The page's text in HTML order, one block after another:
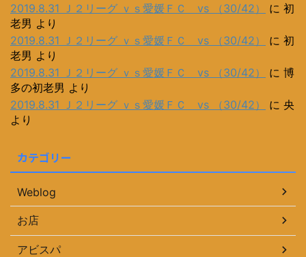
2019.8.31 Ｊ２リーグ ｖｓ愛媛ＦＣ vs （30/42）
に 初
老男 より
2019.8.31 Ｊ２リーグ ｖｓ愛媛ＦＣ vs （30/42）
に 初
老男 より
2019.8.31 Ｊ２リーグ ｖｓ愛媛ＦＣ vs （30/42）
に 博
多の初老男 より
2019.8.31 Ｊ２リーグ ｖｓ愛媛ＦＣ vs （30/42）
に 央
より
カテゴリー
Weblog
お店
アビスパ